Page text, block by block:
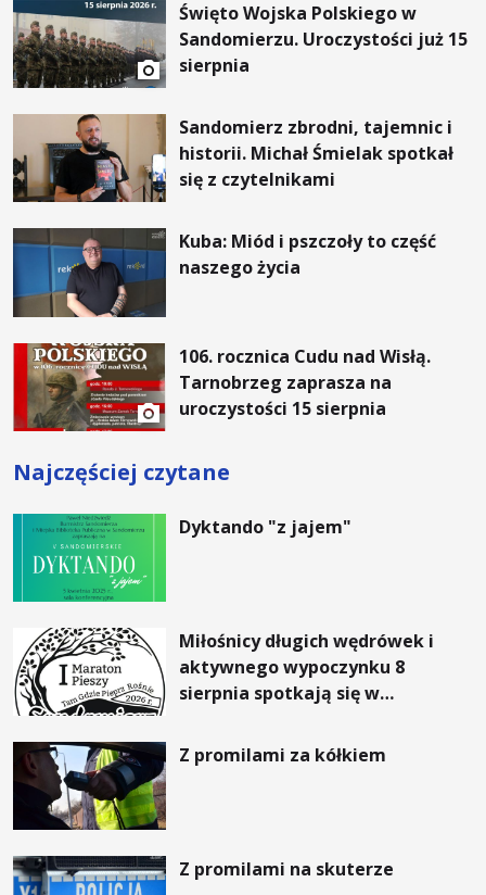
Święto Wojska Polskiego w
Sandomierzu. Uroczystości już 15
sierpnia
Sandomierz zbrodni, tajemnic i
historii. Michał Śmielak spotkał
się z czytelnikami
Kuba: Miód i pszczoły to część
naszego życia
106. rocznica Cudu nad Wisłą.
Tarnobrzeg zaprasza na
uroczystości 15 sierpnia
Najczęściej czytane
Dyktando "z jajem"
Miłośnicy długich wędrówek i
aktywnego wypoczynku 8
sierpnia spotkają się w
Pieszym „Tam Gdzie Pieprz
Rośnie”
Z promilami za kółkiem
Z promilami na skuterze